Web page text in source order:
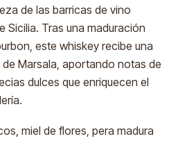
de las barricas de vino
Sicilia. Tras una maduración
este whiskey recibe una
Marsala, aportando notas de
dulces que enriquecen el
miel de flores, pera madura